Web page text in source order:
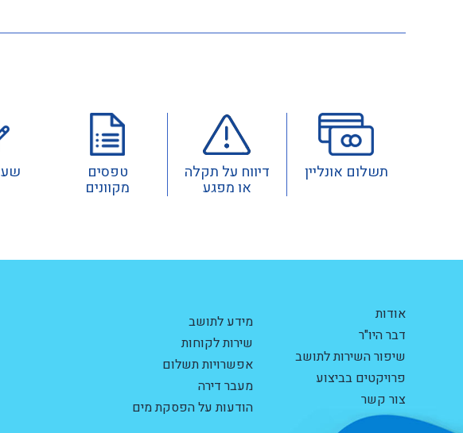
תשלום אונליין דיווח על תקלה
או מפגע
טפסים
מקוונים
אודות
דבר היו"ר
שיפור השירות לתושב
פרויקטים בביצוע
צור קשר
מידע לתושב
שירות לקוחות
אפשרויות תשלום
מעבר דירה
הודעות על הפסקת מים